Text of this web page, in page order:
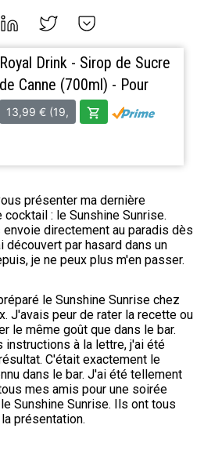
présenter ma dernière
: le Sunshine Sunrise.
directement au paradis dès
découvert par hasard dans un
je ne peux plus m'en passer.
le Sunshine Sunrise chez
J'avais peur de rater la recette ou
le même goût que dans le bar.
à la lettre, j'ai été
C'était exactement le
dans le bar. J'ai été tellement
mes amis pour une soirée
Sunshine Sunrise. Ils ont tous
présentation.